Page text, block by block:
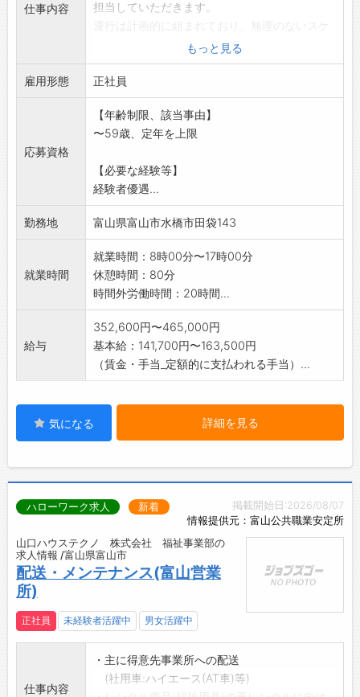
仕事内容
担当していただきます。
働くことが可能です。
入社後は先輩社員が同乗し、積み降ろしや運行
ルートなどを
丁寧に指導しますので未経験の方でも安心して
スタートできます
変更範囲:会社の定める業務
もっと見る
雇用形態 正社員
応募資格
【年齢制限、該当事由】
〜59歳、定年を上限
【必要な経験等】
経験者優遇...
勤務地 富山県富山市水橋市田袋143
就業時間
就業時間：8時00分〜17時00分
休憩時間：80分
時間外労働時間：20時間...
給与
352,600円〜465,000円
基本給：141,700円〜163,500円
（賃金・手当_定額的に支払われる手当）...
気になる 詳細を見る
掲載開始日:2026/08/07
情報提供元：富山公共職業安定所
ハローワーク求人 新着
山口ハウステクノ 株式会社 福祉事業部の
求人情報 /富山県富山市
配送・メンテナンス(富山営業
所)
正社員 未経験者活躍中 男女活躍中
仕事内容
・主に得意先事業所への配送
(社用車:ハイエース(AT車)等)